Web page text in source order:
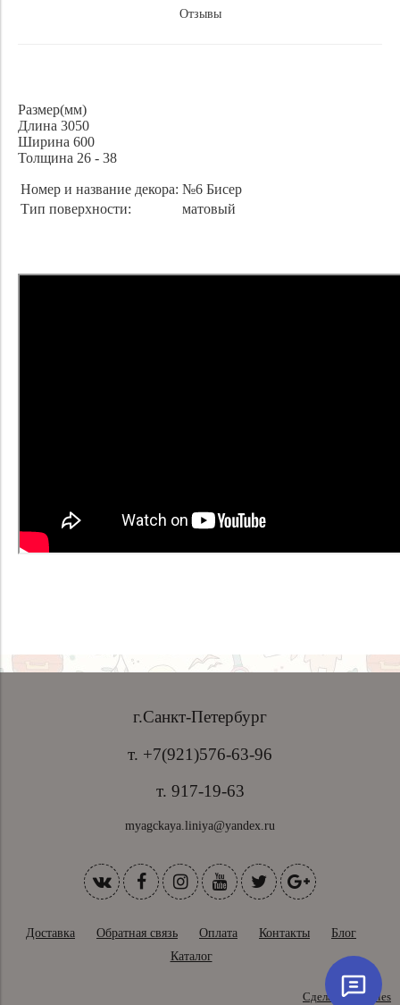
Отзывы
Размер(мм)
Длина 3050
Ширина 600
Толщина 26 - 38
Номер и название декора: №6 Бисер
Тип поверхности:
матовый
г.Санкт-Петербург
т. +7(921)576-63-96
т. 917-19-63
myagckaya.liniya@yandex.ru
Доставка Обратная связь Оплата Контакты
Блог
Каталог
Сделано в InSales